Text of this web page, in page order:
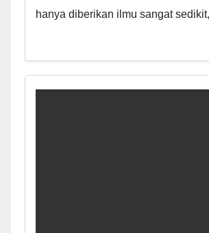
hanya diberikan ilmu sangat